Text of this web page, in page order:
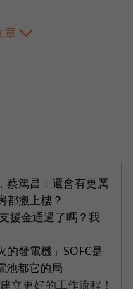
章
蔡篤昌：還會有更厲
都搬上樓？
援金通過了嗎？我
的發電機」SOFC是
池都它的局
立更好的工作流程！